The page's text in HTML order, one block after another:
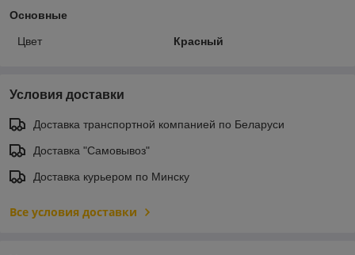
Основные
Цвет Красный
Условия доставки
Доставка транспортной компанией по Беларуси
Доставка "Самовывоз"
Доставка курьером по Минску
Все условия доставки